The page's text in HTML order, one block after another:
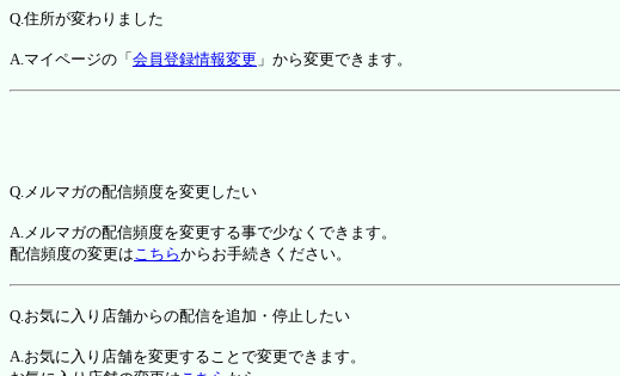
Q.住所が変わりました
A.マイページの「 会員登録情報変更 」から変更できます。
Q.メルマガの配信頻度を変更したい
A.メルマガの配信頻度を変更する事で少なくできます。
配信頻度の変更はこちらからお手続きください。
Q.お気に入り店舗からの配信を追加・停止したい
A.お気に入り店舗を変更することで変更できます。